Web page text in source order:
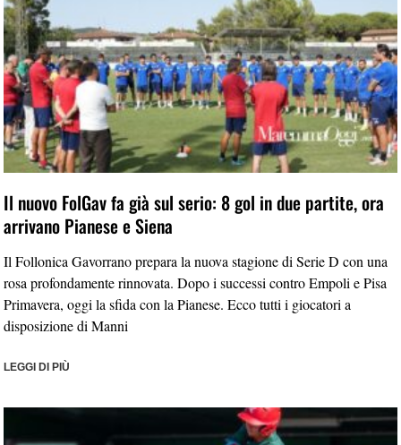
Il nuovo FolGav fa già sul serio: 8 gol in due partite, ora
arrivano Pianese e Siena
Il Follonica Gavorrano prepara la nuova stagione di Serie D con una
rosa profondamente rinnovata. Dopo i successi contro Empoli e Pisa
Primavera, oggi la sfida con la Pianese. Ecco tutti i giocatori a
disposizione di Manni
LEGGI DI PIÙ